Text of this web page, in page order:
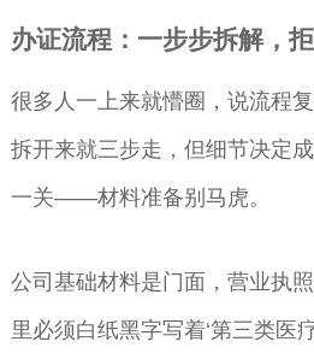
办证流程：一步步拆解，
很多人一上来就懵圈，说流程
拆开来就三步走，但细节决定
一关——材料准备别马虎。
公司基础材料是门面，营业执
里必须白纸黑字写着‘第三类医